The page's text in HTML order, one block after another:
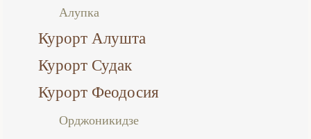
Алупка
Курорт Алушта
Курорт Судак
Курорт Феодосия
Орджоникидзе